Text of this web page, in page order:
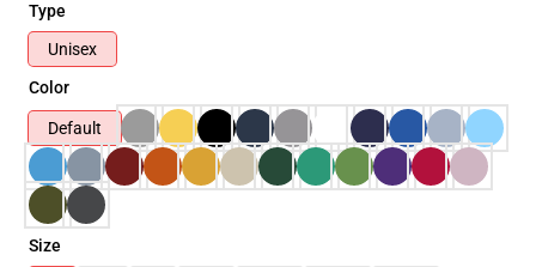
Type
Unisex
Color
Default
Size